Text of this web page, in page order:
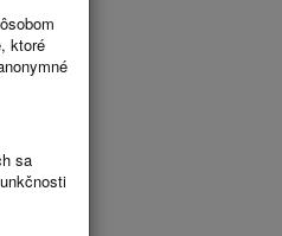
ktoré
sa